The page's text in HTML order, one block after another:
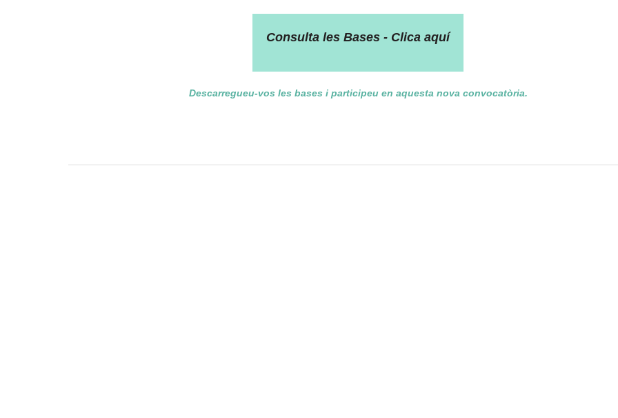
Consulta les Bases - Clica aquí
Descarregueu-vos les bases i participeu en aquesta nova convocatòria.